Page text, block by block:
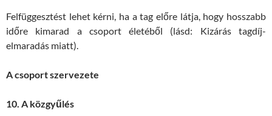
Felfüggesztést lehet kérni, ha a tag előre látja, hogy hosszabb
időre kimarad a csoport életéből (lásd: Kizárás tagdíj-
elmaradás miatt).
A csoport szervezete
10. A közgyűlés